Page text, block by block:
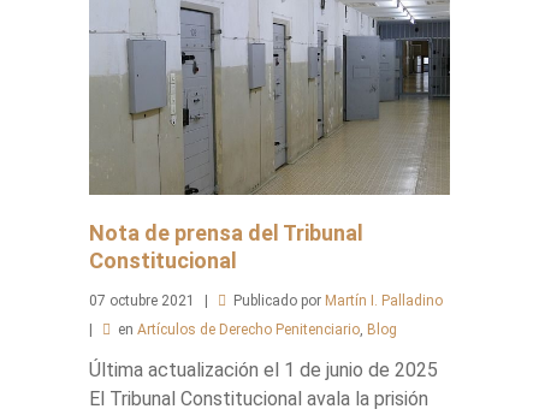
Nota de prensa del Tribunal
Constitucional
07 octubre 2021 Publicado por Martín I. Palladino
en Artículos de Derecho Penitenciario, Blog
Última actualización el 1 de junio de 2025
El Tribunal Constitucional avala la prisión